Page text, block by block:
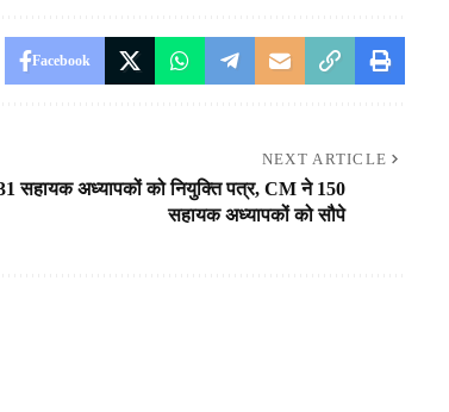
Facebook
NEXT ARTICLE
सहायक अध्यापकों को नियुक्ति पत्र, CM ने 150
सहायक अध्यापकों को सौपे